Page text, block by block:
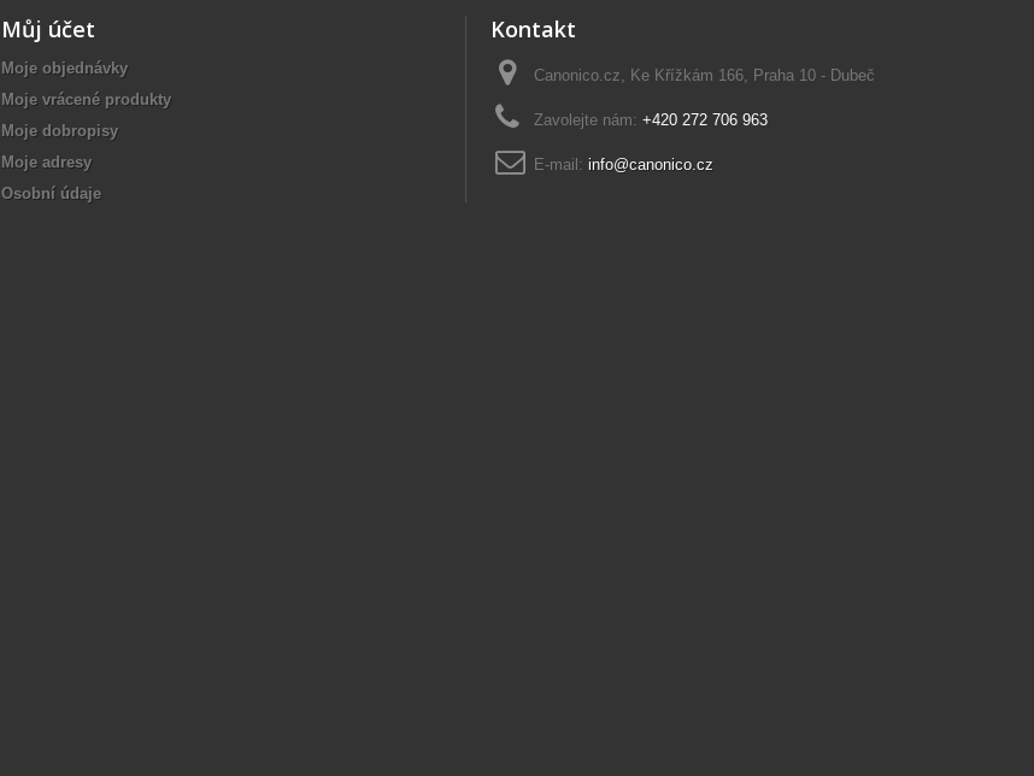
Můj účet
Moje objednávky
Moje vrácené produkty
Moje dobropisy
Moje adresy
Osobní údaje
Kontakt
Canonico.cz, Ke Křížkám 166, Praha 10 - Dubeč
Zavolejte nám: +420 272 706 963
E-mail: info@canonico.cz